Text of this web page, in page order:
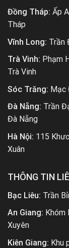
Đồng Tháp: Ấp
Tháp
Vĩnh Long: Trần
Trà Vinh: Phạm
Trà Vinh
Sóc Trăng: Mạc
Đà Nẵng: Trần
Đà Nẵng
Hà Nội: 115
Xuân
THÔNG TIN
Bạc Liêu: Trần
An Giang:
Xuyên
Kiên Giang: Khu